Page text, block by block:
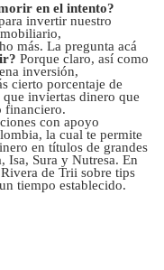
en el intento?
invertir nuestro
más. La pregunta acá
Porque claro, así como
inversión,
cierto porcentaje de
inviertas dinero que
financiero.
con apoyo
la cual te permite
en títulos de grandes
Isa, Sura y Nutresa. En
de Trii sobre tips
tiempo establecido.